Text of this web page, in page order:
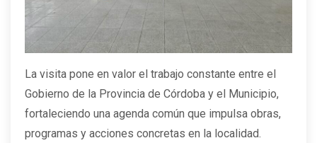
La visita pone en valor el trabajo constante entre el
Gobierno de la Provincia de Córdoba y el Municipio,
fortaleciendo una agenda común que impulsa obras,
programas y acciones concretas en la localidad.